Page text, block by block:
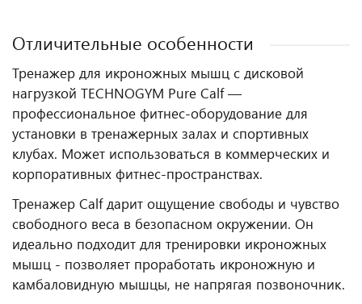
Отличительные особенности
Тренажер для икроножных мышц с дисковой
нагрузкой TECHNOGYM Pure Calf —
профессиональное фитнес‑оборудование для
установки в тренажерных залах и спортивных
клубах. Может использоваться в коммерческих и
корпоративных фитнес‑пространствах.
Тренажер Calf дарит ощущение свободы и чувство
свободного веса в безопасном окружении. Он
идеально подходит для тренировки икроножных
мышц - позволяет проработать икроножную и
камбаловидную мышцы, не напрягая позвоночник.